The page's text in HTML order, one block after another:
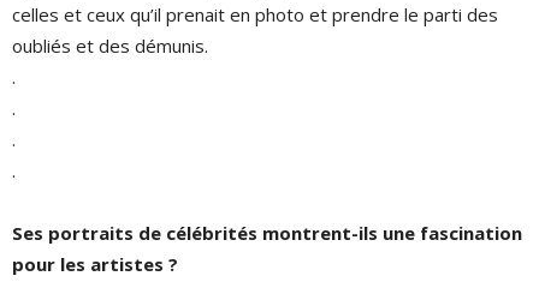
celles et ceux qu’il prenait en photo et prendre le parti des
oubliés et des démunis.
.
.
.
.
Ses portraits de célébrités montrent-ils une fascination
pour les artistes ?